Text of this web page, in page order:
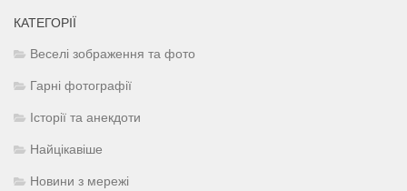
КАТЕГОРІЇ
Веселі зображення та фото
Гарні фотографії
Історії та анекдоти
Найцікавіше
Новини з мережі